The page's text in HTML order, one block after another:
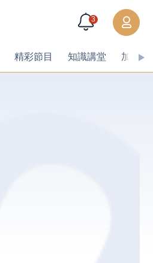
3
精彩節目 知識講堂 加值內